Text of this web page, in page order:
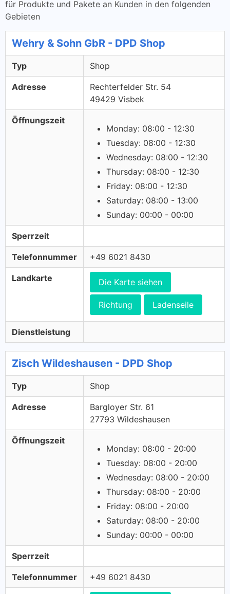
für Produkte und Pakete an Kunden in den folgenden
Gebieten
Wehry & Sohn GbR - DPD Shop
Typ Shop
Adresse
Rechterfelder Str. 54
49429 Visbek
Öffnungszeit
Monday: 08:00 - 12:30
Tuesday: 08:00 - 12:30
Wednesday: 08:00 - 12:30
Thursday: 08:00 - 12:30
Friday: 08:00 - 12:30
Saturday: 08:00 - 13:00
Sunday: 00:00 - 00:00
Sperrzeit
Telefonnummer +49 6021 8430
Landkarte Die Karte siehen
Richtung Ladenseile
Dienstleistung
Zisch Wildeshausen - DPD Shop
Typ Shop
Adresse
Bargloyer Str. 61
27793 Wildeshausen
Öffnungszeit
Monday: 08:00 - 20:00
Tuesday: 08:00 - 20:00
Wednesday: 08:00 - 20:00
Thursday: 08:00 - 20:00
Friday: 08:00 - 20:00
Saturday: 08:00 - 20:00
Sunday: 00:00 - 00:00
Sperrzeit
Telefonnummer +49 6021 8430